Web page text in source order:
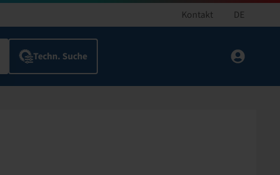
Kontakt DE